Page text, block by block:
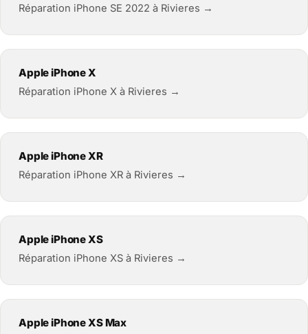
Réparation iPhone SE 2022 à Rivieres →
Apple iPhone X
Réparation iPhone X à Rivieres →
Apple iPhone XR
Réparation iPhone XR à Rivieres →
Apple iPhone XS
Réparation iPhone XS à Rivieres →
Apple iPhone XS Max